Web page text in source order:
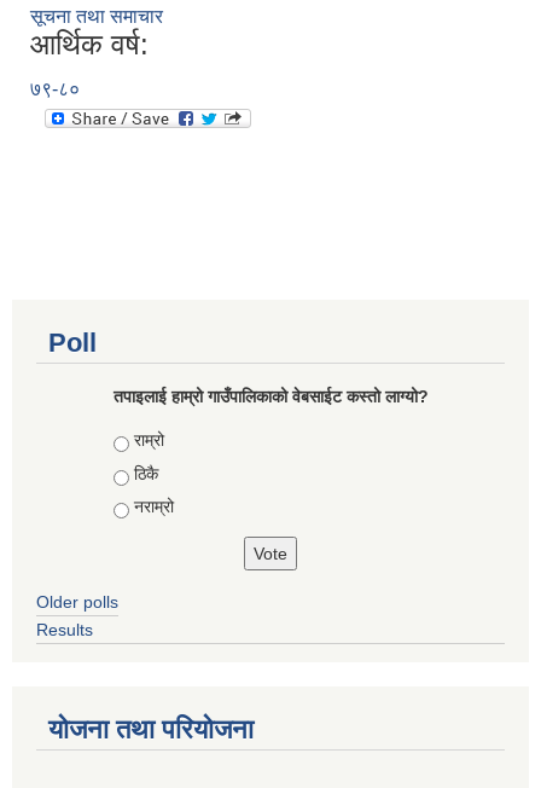
सूचना तथा समाचार
आर्थिक वर्ष:
७९-८०
Poll
तपाइलाई हाम्रो गाउँपालिकाको वेबसाईट कस्तो लाग्यो?
Choices
राम्रो
ठिकै
नराम्रो
Older polls
Results
योजना तथा परियोजना